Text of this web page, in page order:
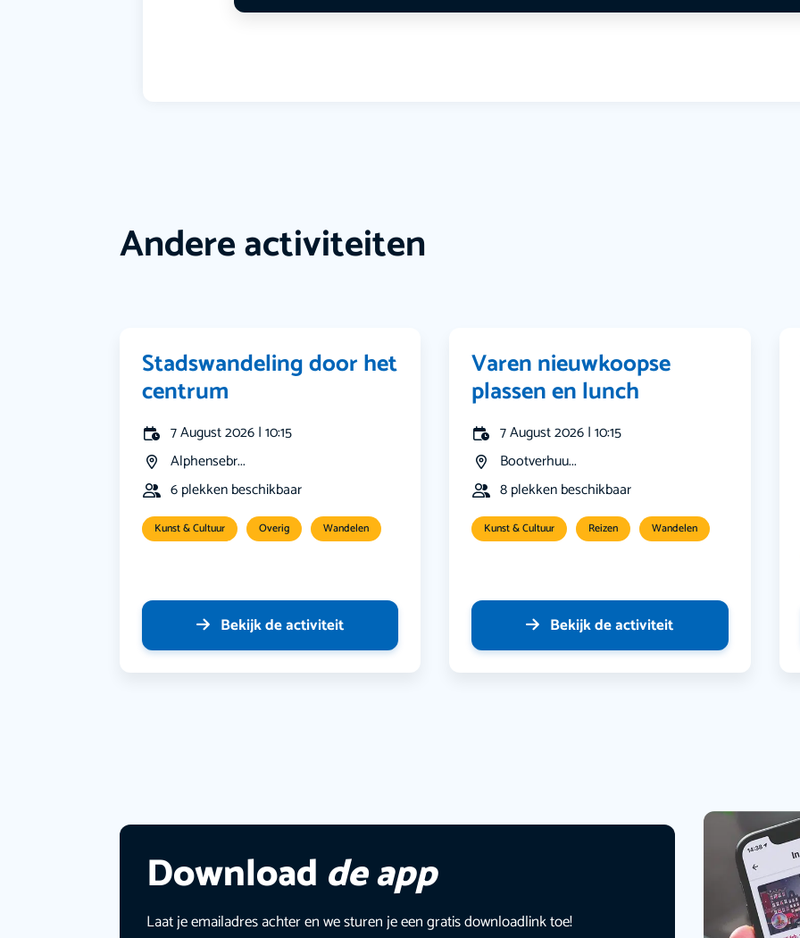
Andere activiteiten
Stadswandeling door het
centrum
7 August 2026 | 10:15
Alphensebr...
6 plekken beschikbaar
Kunst & Cultuur Overig Wandelen
Bekijk de activiteit
Varen nieuwkoopse
plassen en lunch
7 August 2026 | 10:15
Bootverhuu...
8 plekken beschikbaar
Kunst & Cultuur Reizen Wandelen
Bekijk de activiteit
Download de app
Laat je emailadres achter en we sturen je een gratis downloadlink toe!